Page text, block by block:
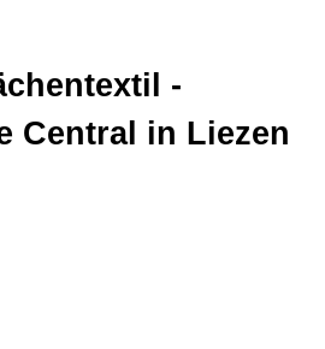
-
Central in Liezen